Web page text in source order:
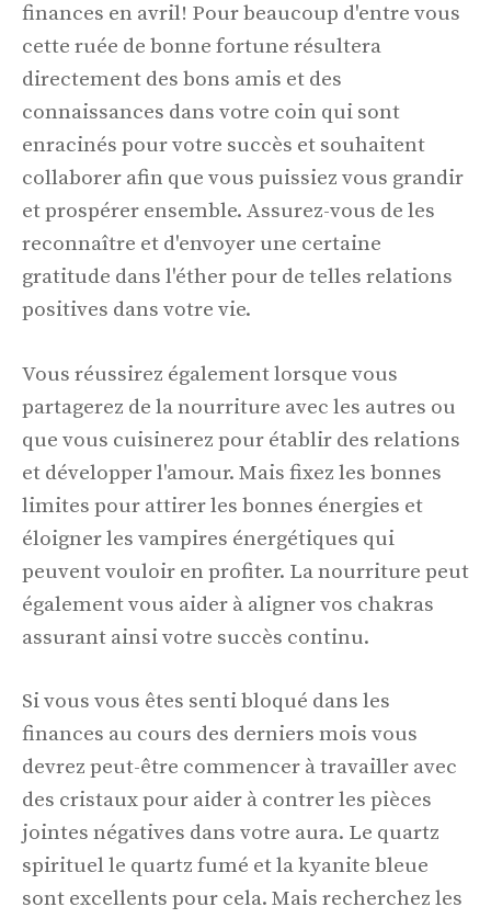
finances en avril! Pour beaucoup d'entre vous
cette ruée de bonne fortune résultera
directement des bons amis et des
connaissances dans votre coin qui sont
enracinés pour votre succès et souhaitent
collaborer afin que vous puissiez vous grandir
et prospérer ensemble. Assurez-vous de les
reconnaître et d'envoyer une certaine
gratitude dans l'éther pour de telles relations
positives dans votre vie.
Vous réussirez également lorsque vous
partagerez de la nourriture avec les autres ou
que vous cuisinerez pour établir des relations
et développer l'amour. Mais fixez les bonnes
limites pour attirer les bonnes énergies et
éloigner les vampires énergétiques qui
peuvent vouloir en profiter. La nourriture peut
également vous aider à aligner vos chakras
assurant ainsi votre succès continu.
Si vous vous êtes senti bloqué dans les
finances au cours des derniers mois vous
devrez peut-être commencer à travailler avec
des cristaux pour aider à contrer les pièces
jointes négatives dans votre aura. Le quartz
spirituel le quartz fumé et la kyanite bleue
sont excellents pour cela. Mais recherchez les